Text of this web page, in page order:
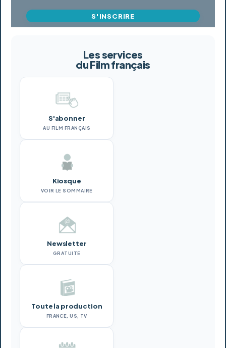
S'INSCRIRE
Les services
du Film français
S'abonner
AU FILM FRANÇAIS
Kiosque
VOIR LE SOMMAIRE
Newsletter
GRATUITE
Toute la production
FRANCE, US, TV